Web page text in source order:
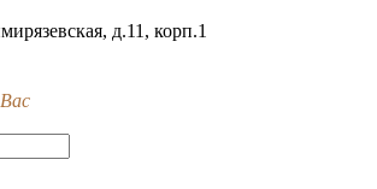
д.11, корп.1